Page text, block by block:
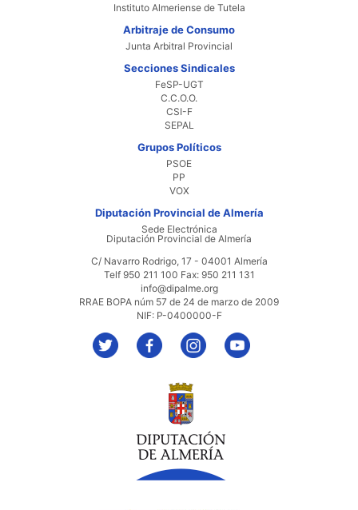
Instituto Almeriense de Tutela
Arbitraje de Consumo
Junta Arbitral Provincial
Secciones Sindicales
FeSP-UGT
C.C.O.O.
CSI-F
SEPAL
Grupos Políticos
PSOE
PP
VOX
Diputación Provincial de Almería
Sede Electrónica
Diputación Provincial de Almería
C/ Navarro Rodrigo, 17 - 04001 Almería
Telf 950 211 100 Fax: 950 211 131
info@dipalme.org
RRAE BOPA núm 57 de 24 de marzo de 2009
NIF: P-0400000-F